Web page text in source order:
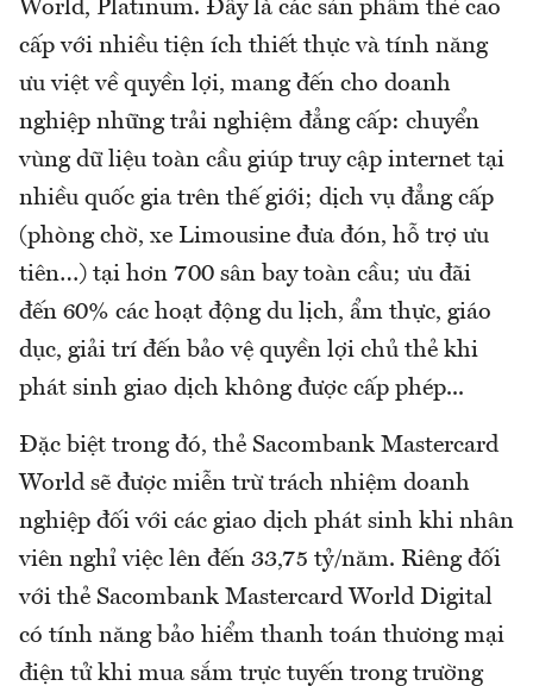
World, Platinum. Đây là các sản phẩm thẻ cao
cấp với nhiều tiện ích thiết thực và tính năng
ưu việt về quyền lợi, mang đến cho doanh
nghiệp những trải nghiệm đẳng cấp: chuyển
vùng dữ liệu toàn cầu giúp truy cập internet tại
nhiều quốc gia trên thế giới; dịch vụ đẳng cấp
(phòng chờ, xe Limousine đưa đón, hỗ trợ ưu
tiên…) tại hơn 700 sân bay toàn cầu; ưu đãi
đến 60% các hoạt động du lịch, ẩm thực, giáo
dục, giải trí đến bảo vệ quyền lợi chủ thẻ khi
phát sinh giao dịch không được cấp phép...
Đặc biệt trong đó, thẻ Sacombank Mastercard
World sẽ được miễn trừ trách nhiệm doanh
nghiệp đối với các giao dịch phát sinh khi nhân
viên nghỉ việc lên đến 33,75 tỷ/năm. Riêng đối
với thẻ Sacombank Mastercard World Digital
có tính năng bảo hiểm thanh toán thương mại
điện tử khi mua sắm trực tuyến trong trường